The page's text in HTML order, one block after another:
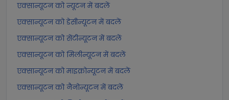
एक्सान्यूटन को न्यूटन में बदलें
एक्सान्यूटन को डेसीन्यूटन में बदलें
एक्सान्यूटन को सेंटीन्यूटन में बदलें
एक्सान्यूटन को मिलीन्यूटन में बदलें
एक्सान्यूटन को माइक्रोन्यूटन में बदलें
एक्सान्यूटन को नैनोन्यूटन में बदलें